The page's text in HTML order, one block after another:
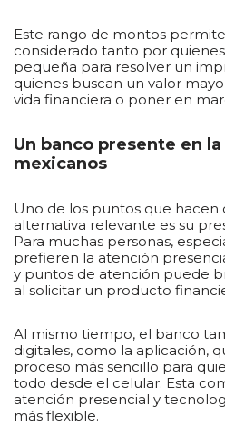
Este rango de montos
considerado tanto por
pequeña para resolver un
quienes buscan un valor
vida financiera o poner en
Un banco presente en
mexicanos
Uno de los puntos que hacen
alternativa relevante es su
Para muchas personas,
prefieren la atención
y puntos de atención puede
al solicitar un producto
Al mismo tiempo, el banco
digitales, como la aplicación,
proceso más sencillo para
todo desde el celular. Esta
atención presencial y
más flexible.